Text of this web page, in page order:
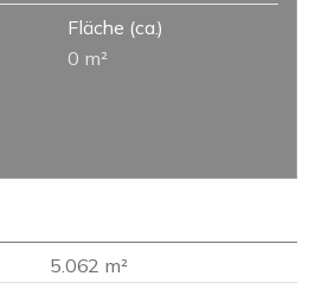
Fläche (ca.)
0 m²
5.062 m²